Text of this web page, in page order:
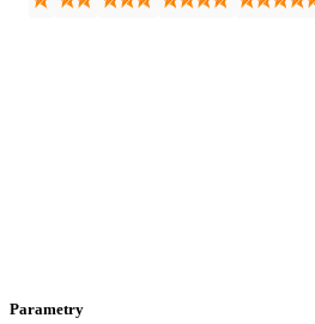
Parametry